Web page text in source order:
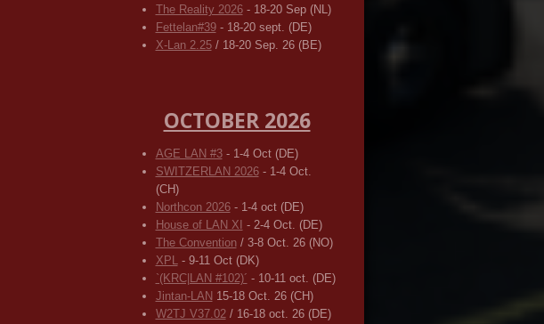
The Reality 2026- 18-20 Sep (NL)
Fettelan#39- 18-20 sept. (DE)
X-Lan 2.25/ 18-20 Sep. 26 (BE)
OCTOBER 2026
AGE LAN #3- 1-4 Oct (DE)
SWITZERLAN 2026- 1-4 Oct.
(CH)
Northcon 2026- 1-4 oct (DE)
House of LAN XI - 2-4 Oct. (DE)
The Convention/ 3-8 Oct. 26 (NO)
XPL- 9-11 Oct (DK)
`(KRC|LAN #102)´ - 10-11 oct. (DE)
Jintan-LAN 15-18 Oct. 26 (CH)
W2TJ V37.02/ 16-18 oct. 26 (DE)